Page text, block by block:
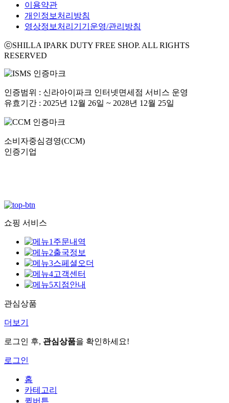
이용약관
개인정보처리방침
영상정보처리기기운영/관리방침
ⓒSHILLA IPARK DUTY FREE SHOP. ALL RIGHTS
RESERVED
인증범위 : 신라아이파크 인터넷면세점 서비스 운영
유효기간 : 2025년 12월 26일 ~ 2028년 12월 25일
소비자중심경영(CCM)
인증기업
쇼핑 서비스
주문내역
출국정보
스페셜오더
고객센터
지점안내
관심상품
더보기
로그인 후, 관심상품을 확인하세요!
로그인
홈
카테고리
퀵버튼